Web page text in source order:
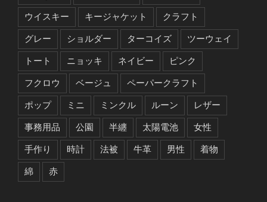
ウイスキー キージャケット クラフト
グレー ショルダー ターコイズ ツーウェイ
トート ニョッキ ネイビー ピンク
フクロウ ベージュ ペーパークラフト
ポップ ミニ ミンクル ルーン レザー
事務用品 公園 半纏 太陽電池 女性
手作り 時計 法被 牛革 男性 着物
綿 赤